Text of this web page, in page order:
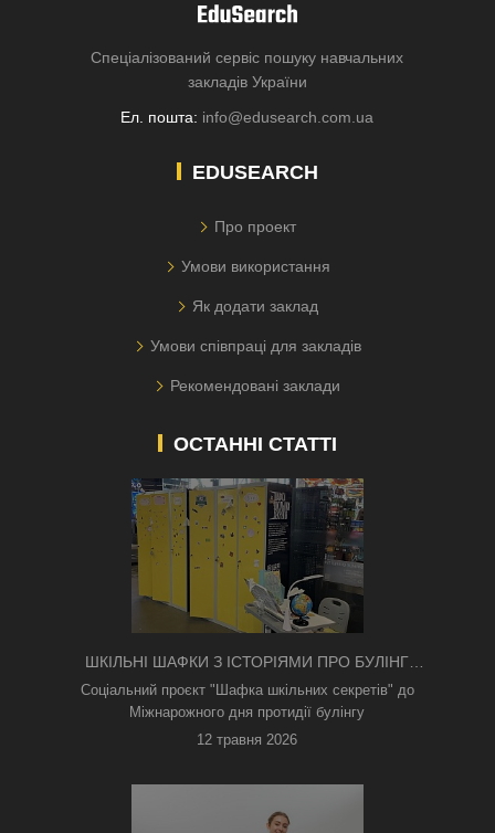
Спеціалізований сервіс пошуку навчальних
закладів України
Ел. пошта: info@edusearch.com.ua
EDUSEARCH
Про проект
Умови використання
Як додати заклад
Умови співпраці для закладів
Рекомендовані заклади
ОСТАННІ СТАТТІ
ШКІЛЬНІ ШАФКИ З ІСТОРІЯМИ ПРО БУЛІНГ
З'ЯВИЛИСЯ В КИЄВІ
Соціальний проєкт "Шафка шкільних секретів" до
Міжнарожного дня протидії булінгу
12 травня 2026